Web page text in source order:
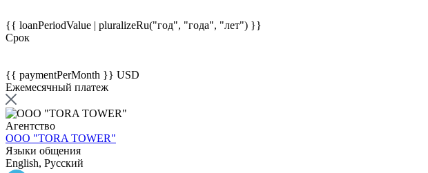
{{ loanPeriodValue | pluralizeRu("год", "года", "лет") }}
Срок
{{ paymentPerMonth }} USD
Ежемесячный платеж
Агентство
OOO "TORA TOWER"
Языки общения
English, Русский